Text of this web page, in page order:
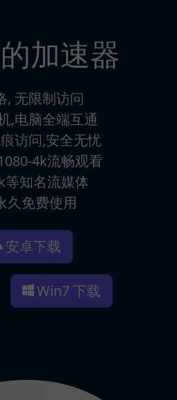
加速器
, 无限制访问
,电脑全端互通
访问,安全无忧
4k流畅观看
知名流媒体
久免费使用
安卓下载
Win7 下载